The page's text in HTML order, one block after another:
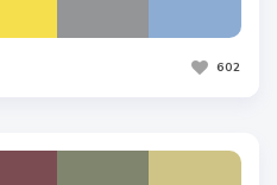
602